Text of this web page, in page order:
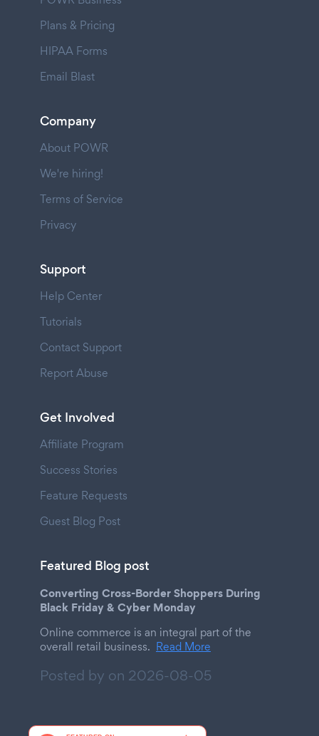
Plans & Pricing
HIPAA Forms
Email Blast
Company
About POWR
We're hiring!
Terms of Service
Privacy
Support
Help Center
Tutorials
Contact Support
Report Abuse
Get Involved
Affiliate Program
Success Stories
Feature Requests
Guest Blog Post
Featured Blog post
Converting Cross-Border Shoppers During
Black Friday & Cyber Monday
Online commerce is an integral part of the
overall retail business. Read More
Posted by on 2026-08-05